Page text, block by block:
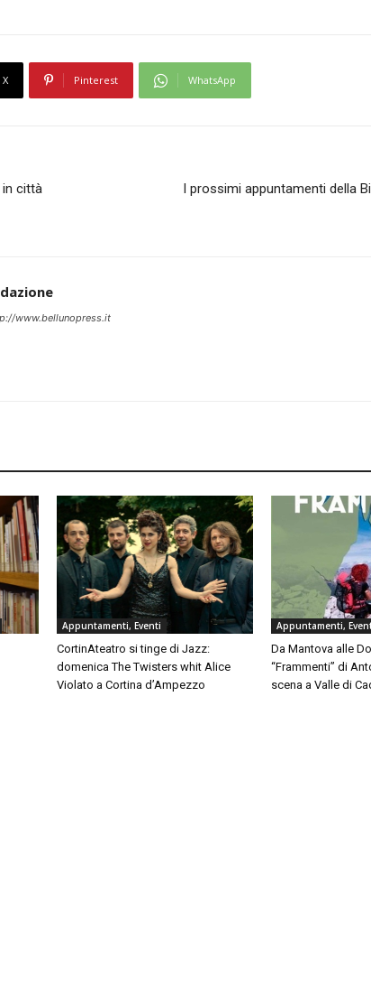
X Pinterest WhatsApp
in città
I prossimi appuntamenti della
www.bellunopress.it
Appuntamenti, Eventi
CortinAteatro si tinge di Jazz:
domenica The Twisters whit Alice
Violato a Cortina d’Ampezzo
Appuntamenti,
Da Mantova alle
“Frammenti” di
scena a Valle di